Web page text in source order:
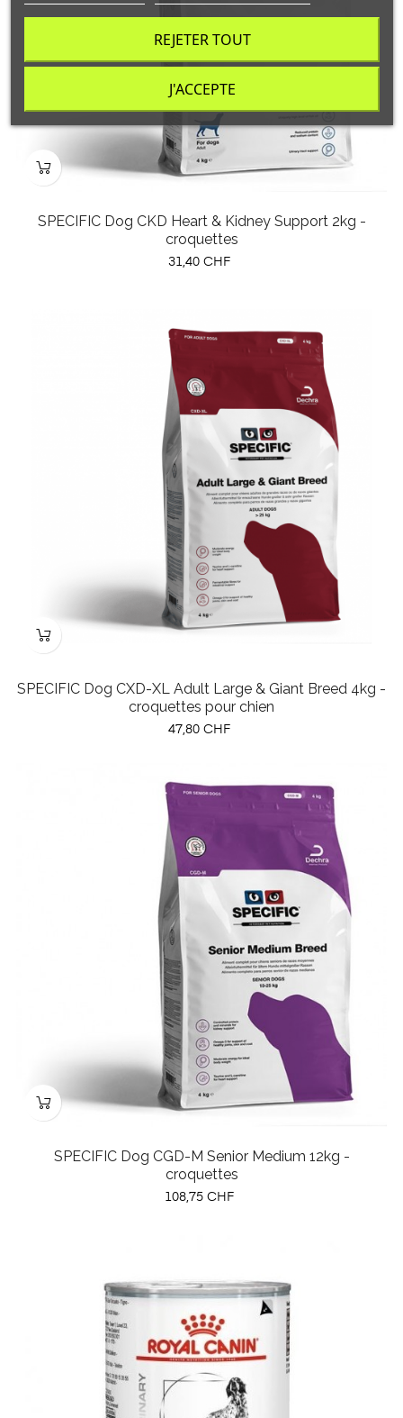
SPECIFIC Dog CKD Heart & Kidney Support 2kg -
croquettes
Prix
31,40 CHF
SPECIFIC Dog CXD-XL Adult Large & Giant Breed 4kg -
croquettes pour chien
Prix
47,80 CHF
SPECIFIC Dog CGD-M Senior Medium 12kg -
croquettes
Prix
108,75 CHF
REJETER TOUT
J'ACCEPTE